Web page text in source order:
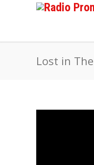
Lost in